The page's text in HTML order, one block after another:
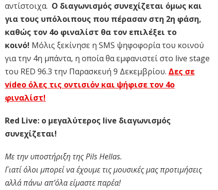
αντίστοιχα. Ο διαγωνισμός συνεχίζεται όμως και
για τους υπόλοιπους που πέρασαν στη 2η φάση,
καθώς τον 4ο φιναλίστ θα τον επιλέξει το
κοινό! Μόλις ξεκίνησε η SMS ψηφοφορία του κοινού
για την 4η μπάντα, η οποία θα εμφανιστεί στο live stage
του RED 96.3 την Παρασκευή 9 Δεκεμβρίου. Δες σε
video όλες τις οντισιόν και ψήφισε τον 4ο
φιναλίστ!
Red Live: ο μεγαλύτερος live διαγωνισμός
συνεχίζεται!
Με την υποστήριξη της Pils Hellas.
Γιατί όλοι μπορεί να έχουμε τις μουσικές μας προτιμήσεις
αλλά πάνω απ’όλα είμαστε παρέα!